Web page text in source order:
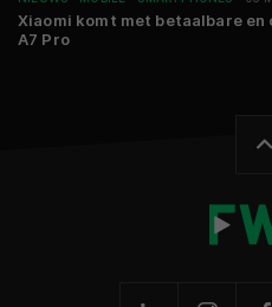
Xiaomi komt met betaalbare en
A7 Pro